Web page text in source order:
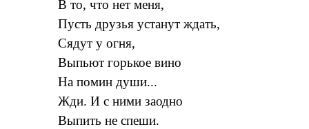
В то, что нет меня,
Пусть друзья устанут ждать,
Сядут у огня,
Выпьют горькое вино
На помин души...
Жди. И с ними заодно
Выпить не спеши.